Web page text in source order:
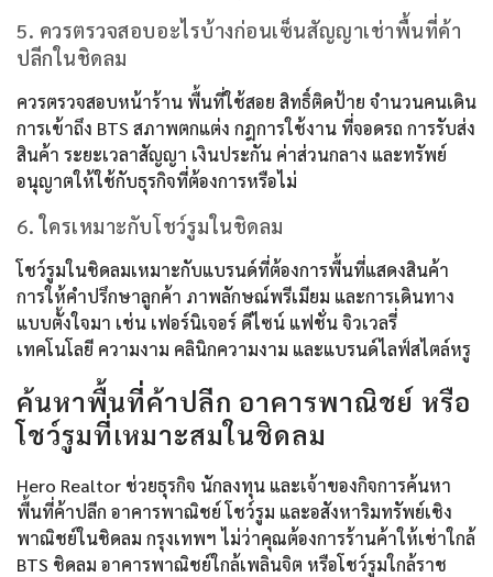
5. ควรตรวจสอบอะไรบ้างก่อนเซ็นสัญญาเช่าพื้นที่ค้า
ปลีกในชิดลม
ควรตรวจสอบหน้าร้าน พื้นที่ใช้สอย สิทธิ์ติดป้าย จำนวนคนเดิน
การเข้าถึง BTS สภาพตกแต่ง กฎการใช้งาน ที่จอดรถ การรับส่ง
สินค้า ระยะเวลาสัญญา เงินประกัน ค่าส่วนกลาง และทรัพย์
อนุญาตให้ใช้กับธุรกิจที่ต้องการหรือไม่
6. ใครเหมาะกับโชว์รูมในชิดลม
โชว์รูมในชิดลมเหมาะกับแบรนด์ที่ต้องการพื้นที่แสดงสินค้า
การให้คำปรึกษาลูกค้า ภาพลักษณ์พรีเมียม และการเดินทาง
แบบตั้งใจมา เช่น เฟอร์นิเจอร์ ดีไซน์ แฟชั่น จิวเวลรี่
เทคโนโลยี ความงาม คลินิกความงาม และแบรนด์ไลฟ์สไตล์หรู
ค้นหาพื้นที่ค้าปลีก อาคารพาณิชย์ หรือ
โชว์รูมที่เหมาะสมในชิดลม
Hero Realtor ช่วยธุรกิจ นักลงทุน และเจ้าของกิจการค้นหา
พื้นที่ค้าปลีก อาคารพาณิชย์ โชว์รูม และอสังหาริมทรัพย์เชิง
พาณิชย์ในชิดลม กรุงเทพฯ ไม่ว่าคุณต้องการร้านค้าให้เช่าใกล้
BTS ชิดลม อาคารพาณิชย์ใกล้เพลินจิต หรือโชว์รูมใกล้ราช